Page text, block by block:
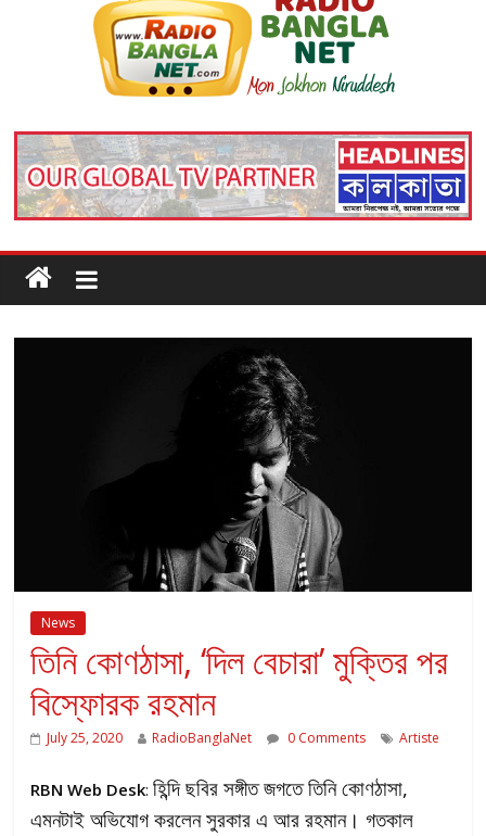
News
তিনি কোণঠাসা, ‘দিল বেচারা’ মুক্তির পর
বিস্ফোরক রহমান
July 25, 2020 RadioBanglaNet 0 Comments Artiste
RBN Web Desk:হিন্দি ছবির সঙ্গীত জগতে তিনি কোণঠাসা,
এমনটাই অভিযোগ করলেন সুরকার এ আর রহমান। গতকাল